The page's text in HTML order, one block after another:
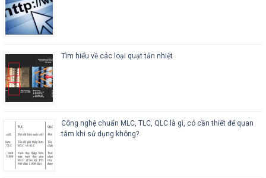
Tìm hiểu về các loại quạt tản nhiệt
Công nghệ chuẩn MLC, TLC, QLC là gì, có cần thiết để quan
tâm khi sử dụng không?